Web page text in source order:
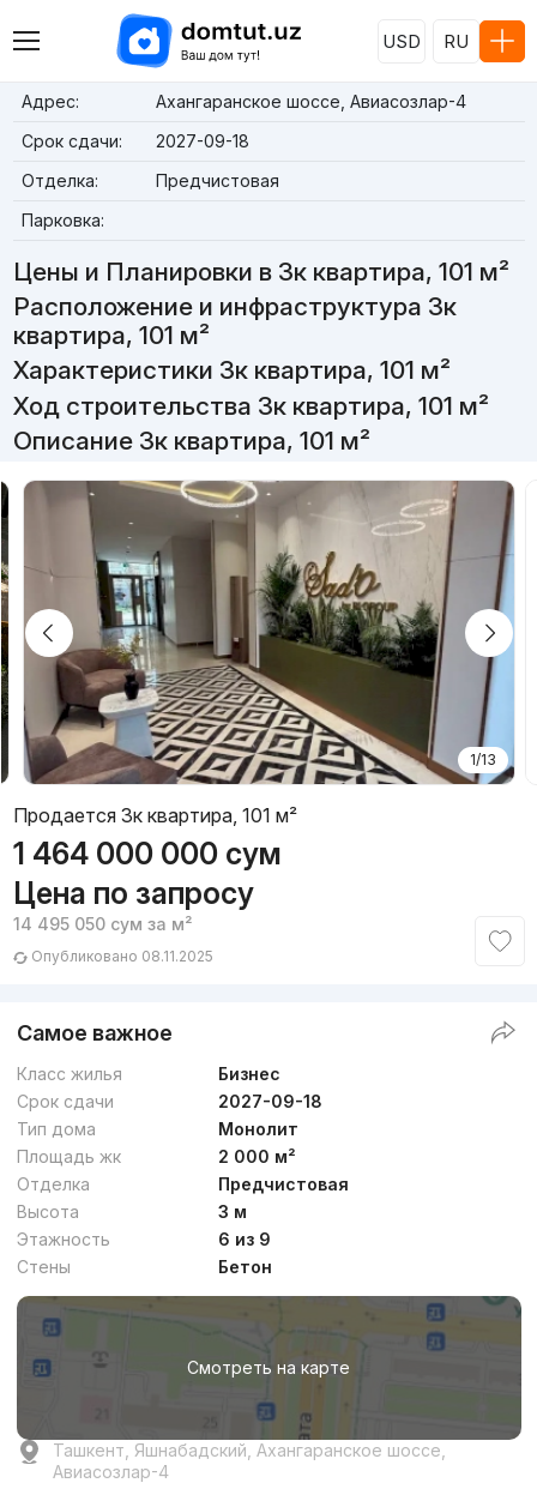
USD RU
Адрес:
Ахангаранское шоссе, Авиасозлар-4
Срок сдачи:
2027-09-18
Отделка:
Предчистовая
Парковка:
Цены и Планировки в 3к квартира, 101 м²
Расположение и инфраструктура 3к
квартира, 101 м²
Характеристики 3к квартира, 101 м²
Ход строительства 3к квартира, 101 м²
Описание 3к квартира, 101 м²
1/13
Продается 3к квартира, 101 м²
1 464 000 000 сум
Цена по запросу
14 495 050 сум за м²
Опубликовано 08.11.2025
Самое важное
Класс жилья
Бизнес
Срок сдачи
2027-09-18
Тип дома
Монолит
Площадь жк
2 000 м²
Отделка
Предчистовая
Высота
3 м
Этажность
6 из 9
Стены
Бетон
Смотреть на карте
Ташкент, Яшнабадский, Ахангаранское шоссе,
Авиасозлар-4